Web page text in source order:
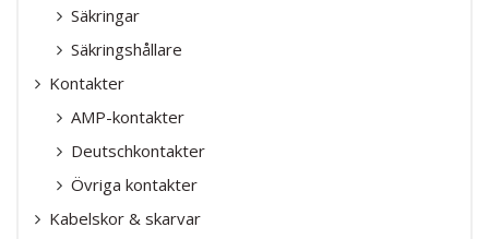
Säkringar
Säkringshållare
Kontakter
AMP-kontakter
Deutschkontakter
Övriga kontakter
Kabelskor & skarvar